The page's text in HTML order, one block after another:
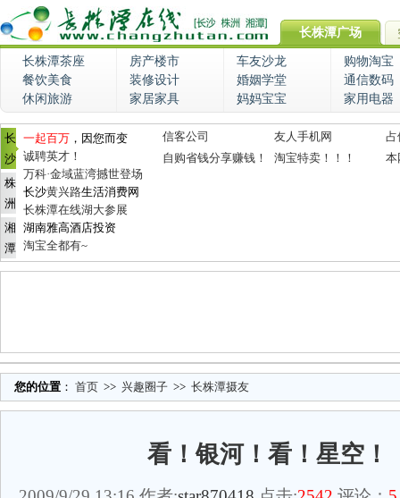
长株潭广场
长株潭茶座 房产楼市 车友沙龙
购物淘宝
餐饮美食
装修设计 婚姻学堂
通信数码
休闲旅游
家居家具 妈妈宝宝 家用电器
长
沙
株
洲
湘
潭
一起百万 ，因您而变
诚聘英才！
万科·金域蓝湾撼世登场
长沙黄兴路生活消费网
长株潭在线湖大参展
湖南雅高酒店投资
淘宝全都有~
信客公司 友人手机网
占
自购省钱分享赚钱！
淘宝特卖！！！ 本
您的位置 ： 首页 >> 兴趣圈子 >> 长株潭摄友
看！银河！看！星空！